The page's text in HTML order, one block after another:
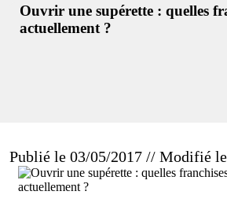
Ouvrir une supérette : quelles
actuellement ?
Publié le 03/05/2017 // Modifié